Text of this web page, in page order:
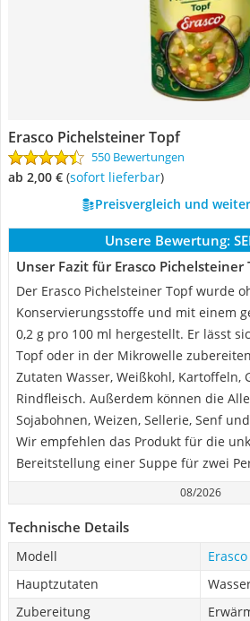
Erasco Pichelsteiner Topf
550 Bewertungen
ab 2,00 € ( Sofort lieferbar)
Preisvergleich und
Unsere Bewertung:
Unser Fazit für Erasco Pichelsteiner
Der Erasco Pichelsteiner Topf wurde
Konservierungsstoffe und mit einem
0,2 g pro 100 ml hergestellt. Er lässt
Topf oder in der Mikrowelle
Zutaten Wasser, Weißkohl, Kartoffeln,
Rindfleisch. Außerdem können die
Sojabohnen, Weizen, Sellerie, Senf
Wir empfehlen das Produkt für die
Bereitstellung einer Suppe für zwei
08/2026
Technische Details
Modell
Hauptzutaten
Zubereitung